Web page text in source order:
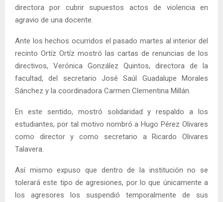
directora por cubrir supuestos actos de violencia en
agravio de una docente.
Ante los hechos ocurridos el pasado martes al interior del
recinto Ortíz Ortíz mostró las cartas de renuncias de los
directivos, Verónica González Quintos, directora de la
facultad, del secretario José Saúl Guadalupe Morales
Sánchez y la coordinadora Carmen Clementina Millán.
En este sentido, mostró solidaridad y respaldo a los
estudiantes, por tal motivo nombró a Hugo Pérez Olivares
como director y como secretario a Ricardo Olivares
Talavera.
Así mismo expuso que dentro de la institución no se
tolerará este tipo de agresiones, por lo que únicamente a
los agresores los suspendió temporalmente de sus